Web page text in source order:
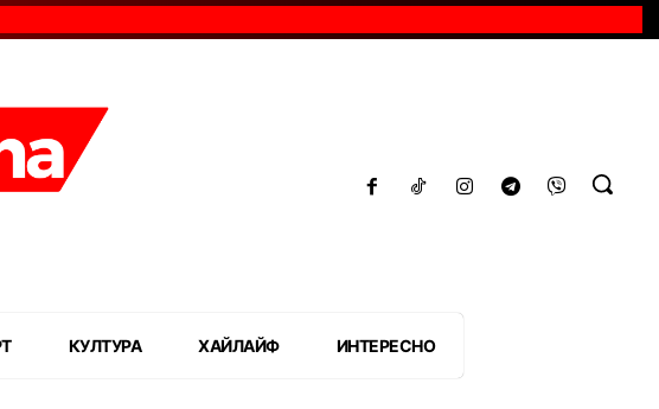
КУЛТУРА ХАЙЛАЙФ ИНТЕРЕСНО